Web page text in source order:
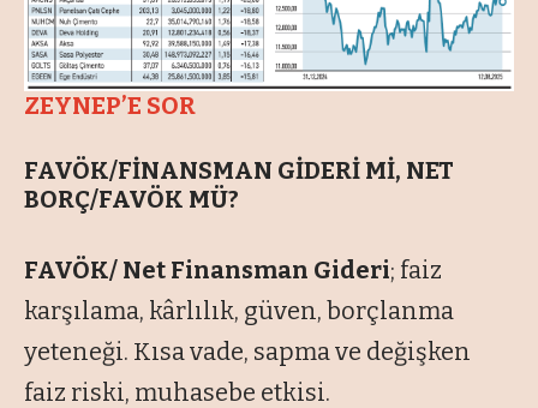
ZEYNEP’E SOR
FAVÖK/FİNANSMAN GİDERİ Mİ, NET
BORÇ/FAVÖK MÜ?
FAVÖK/ Net Finansman Gideri; faiz
karşılama, kârlılık, güven, borçlanma
yeteneği. Kısa vade, sapma ve değişken
faiz riski, muhasebe etkisi.